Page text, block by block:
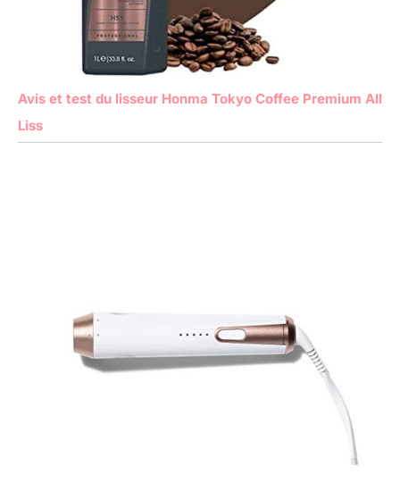
Avis et test du lisseur Honma Tokyo Coffee Premium All
Liss